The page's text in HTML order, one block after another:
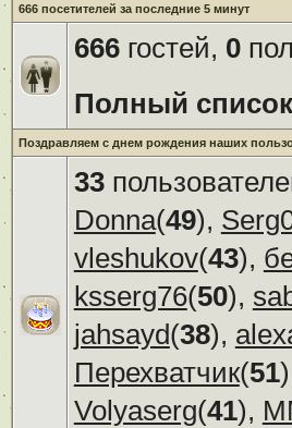
666 посетителей за последние 5 минут
666гостей, 0
Полный
Поздравляем с днем рождения наших
33
Donna(49),
vleshukov(43),
ksserg76(50),
jahsayd(38),
Перехватчик(51
Volyaserg(41),